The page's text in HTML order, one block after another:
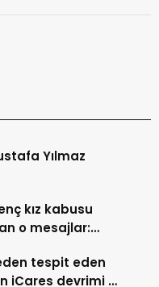
Yılmaz
kız kabusu
o mesajlar:
tespit eden
iCares devrimi –